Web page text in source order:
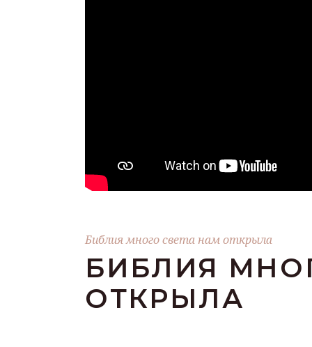
Библия много света нам открыла
БИБЛИЯ
ОТКРЫЛА